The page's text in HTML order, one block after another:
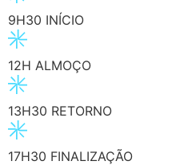
9H30 INÍCIO
12H ALMOÇO
13H30 RETORNO
17H30 FINALIZAÇÃO